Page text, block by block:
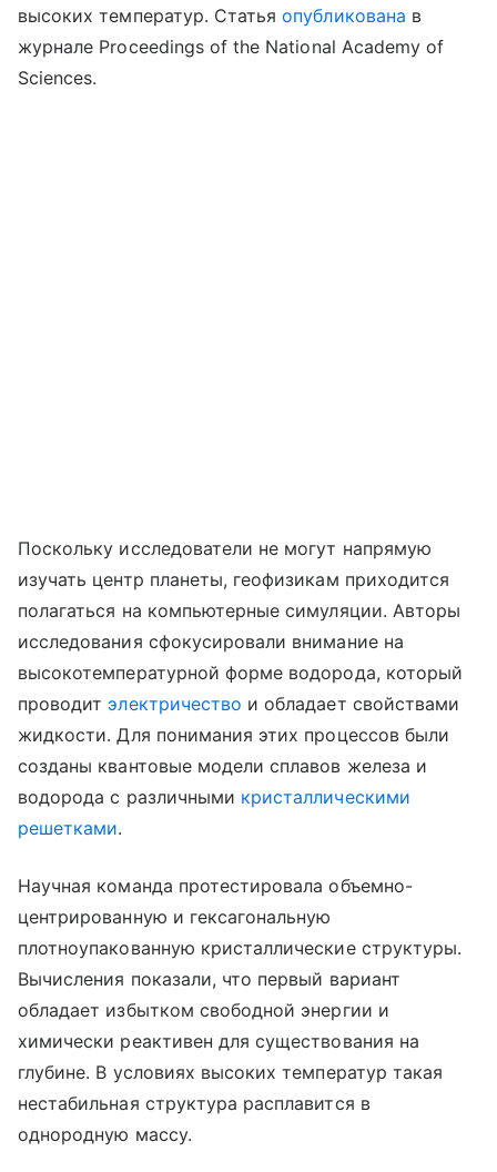
высоких температур. Статьяопубликована в
журнале Proceedings of the National Academy of
Sciences.
Поскольку исследователи не могут напрямую
изучать центр планеты, геофизикам приходится
полагаться на компьютерные симуляции. Авторы
исследования сфокусировали внимание на
высокотемпературной форме водорода, который
проводит электричество и обладает свойствами
жидкости. Для понимания этих процессов были
созданы квантовые модели сплавов железа и
водорода с различными кристаллическими
решетками.
Научная команда протестировала объемно-
центрированную и гексагональную
плотноупакованную кристаллические структуры.
Вычисления показали, что первый вариант
обладает избытком свободной энергии и
химически реактивен для существования на
глубине. В условиях высоких температур такая
нестабильная структура расплавится в
однородную массу.